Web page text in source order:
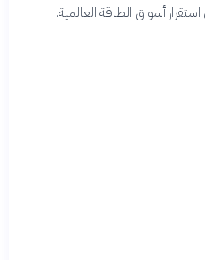
أسواق الطاقة العالمية.